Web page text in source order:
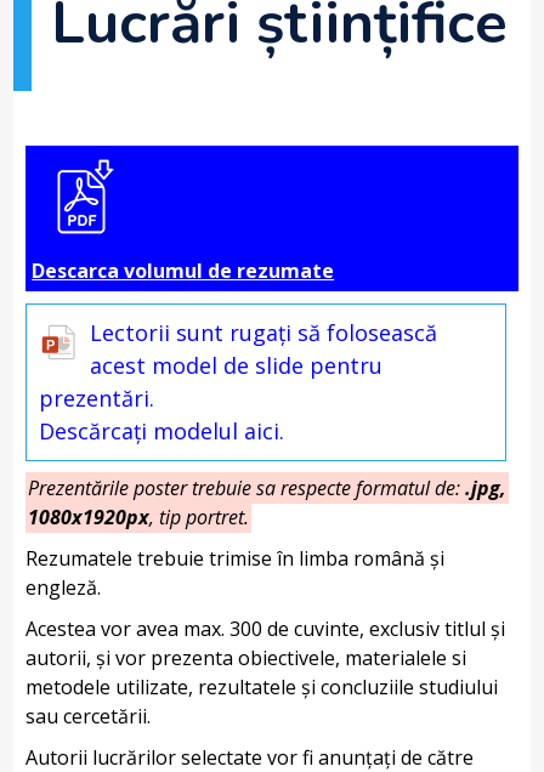
Lucrări științifice
Descarca volumul de rezumate
Lectorii sunt rugați să folosească
acest model de slide pentru
prezentări.
Descărcați modelul aici.
Prezentările poster trebuie sa respecte formatul de:.jpg,
1080x1920px, tip portret.
Rezumatele trebuie trimise în limba română și
engleză.
Acestea vor avea max. 300 de cuvinte, exclusiv titlul și
autorii, și vor prezenta obiectivele, materialele si
metodele utilizate, rezultatele și concluziile studiului
sau cercetării.
Autorii lucrărilor selectate vor fi anunțați de către